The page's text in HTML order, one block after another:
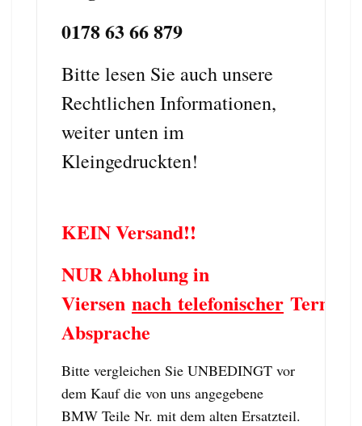
0178 63 66 879
Bitte lesen Sie auch unsere
Rechtlichen Informationen,
weiter unten im
Kleingedruckten!
KEIN Versand!!
NUR Abholung in
Viersen nach telefonischer Termin
Absprache
Bitte vergleichen Sie UNBEDINGT vor
dem Kauf die von uns angegebene
BMW Teile Nr. mit dem alten Ersatzteil.